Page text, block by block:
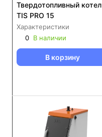
Твердотопливный котел
TIS PRO 15
Характеристики
0 В наличии
В корзину